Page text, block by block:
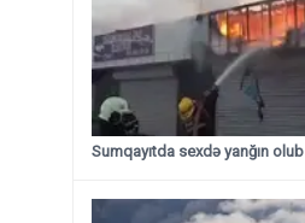
Sumqayıtda sexdə yanğın olub